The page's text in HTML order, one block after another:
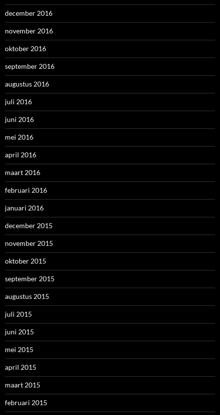
december 2016
november 2016
oktober 2016
september 2016
augustus 2016
juli 2016
juni 2016
mei 2016
april 2016
maart 2016
februari 2016
januari 2016
december 2015
november 2015
oktober 2015
september 2015
augustus 2015
juli 2015
juni 2015
mei 2015
april 2015
maart 2015
februari 2015